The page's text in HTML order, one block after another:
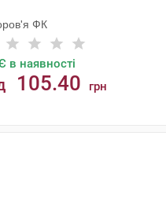
ФК
в наявності
105.40 грн